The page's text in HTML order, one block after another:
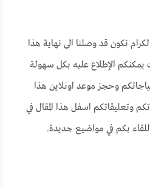
نكون قد وصلنا الى نهاية هذا
الإطلاع عليه بكل سهولة
وحجز موعد اونلاين هذا
وتعليقاتكم اسفل هذا المقال في
بكم في مواضيع جديدة.